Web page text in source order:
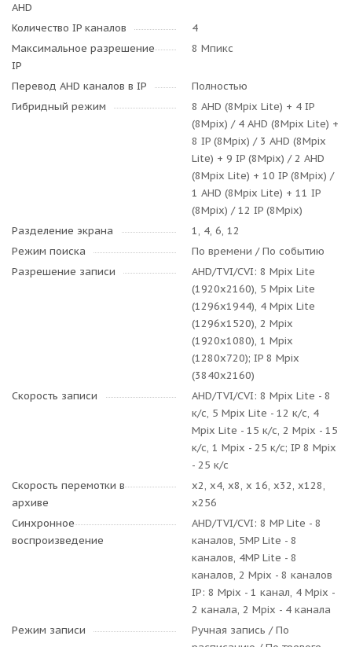
AHD
Количество IP каналов
4
Максимальное разрешение
IP
8 Мпикс
Перевод AHD каналов в IP
Полностью
Гибридный режим
8 AHD (8Mpix Lite) + 4 IP
(8Mpix) / 4 AHD (8Mpix Lite) +
8 IP (8Mpix) / 3 AHD (8Mpix
Lite) + 9 IP (8Mpix) / 2 AHD
(8Mpix Lite) + 10 IP (8Mpix) /
1 AHD (8Mpix Lite) + 11 IP
(8Mpix) / 12 IP (8Mpix)
Разделение экрана
1, 4, 6, 12
Режим поиска
По времени / По событию
Разрешение записи
AHD/TVI/CVI: 8 Mpix Lite
(1920x2160), 5 Mpix Lite
(1296x1944), 4 Mpix Lite
(1296x1520), 2 Mpix
(1920x1080), 1 Mpix
(1280x720); IP 8 Mpix
(3840x2160)
Скорость записи
AHD/TVI/CVI: 8 Mpix Lite - 8
к/с, 5 Mpix Lite - 12 к/с, 4
Mpix Lite - 15 к/с, 2 Mpix - 15
к/с, 1 Mpix - 25 к/с; IP 8 Mpix
- 25 к/с
Скорость перемотки в
архиве
х2, х4, х8, x 16, х32, х128,
х256
Синхронное
воспроизведение
AHD/TVI/CVI: 8 MP Lite - 8
каналов, 5MP Lite - 8
каналов, 4MP Lite - 8
каналов, 2 Mpix - 8 каналов
IP: 8 Mpix - 1 канал, 4 Mpix -
2 канала, 2 Mpix - 4 канала
Режим записи
Ручная запись / По